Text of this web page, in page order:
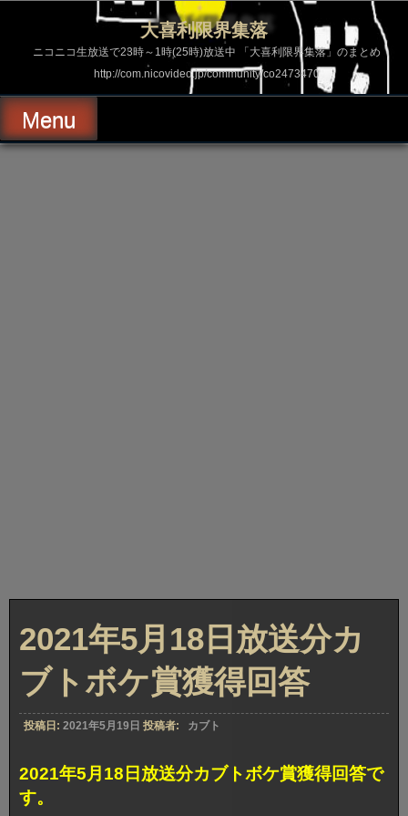
ス
ッ
プ
大喜利限界集落
ニコニコ生放送で23時～1時(25時)放送中 「大喜利限界集落」のまとめ
http://com.nicovideo.jp/community/co2473470
Menu
2021年5月18日放送分カ
ブトボケ賞獲得回答
投稿日: 2021年5月19日 投稿者: カブト
2021年5月18日放送分カブトボケ賞獲得回答で
す。